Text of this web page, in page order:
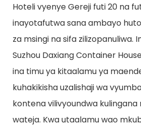
Hoteli vyenye Gereji futi 20 na
inayotafutwa sana ambayo
za msingi na sifa zilizopanuliwa.
Suzhou Daxiang Container
ina timu ya kitaalamu ya
kuhakikisha uzalishaji wa
kontena vilivyoundwa kulingana
wateja. Kwa utaalamu wao